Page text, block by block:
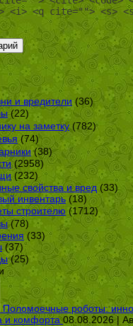
<i> <q cite=""> <s>
и вредители(36)
(22)
на заметку (782)
(74)
(38)
(2958)
(232)
свойства и вред(33)
инвентарь (18)
строителю (1712)
(78)
(33)
(37)
(25)
Поломоечные роботы:
и комфорта 08.08.2026 |